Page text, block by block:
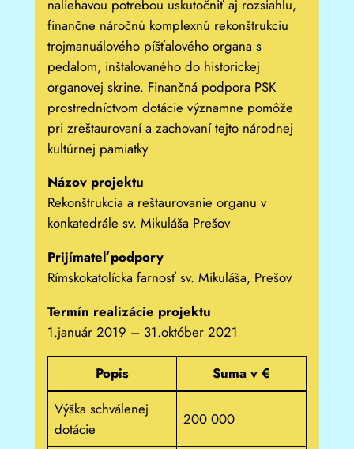
naliehavou potrebou uskutočniť aj rozsiahlu,
finančne náročnú komplexnú rekonštrukciu
trojmanuálového píšťalového organa s
pedalom, inštalovaného do historickej
organovej skrine. Finančná podpora PSK
prostredníctvom dotácie významne pomôže
pri zreštaurovaní a zachovaní tejto národnej
kultúrnej pamiatky
Názov projektu
Rekonštrukcia a reštaurovanie organu v
konkatedrále sv. Mikuláša Prešov
Prijímateľ podpory
Rímskokatolícka farnosť sv. Mikuláša, Prešov
Termín realizácie projektu
1.január 2019 – 31.október 2021
Popis
Suma v €
Výška schválenej
dotácie
200 000